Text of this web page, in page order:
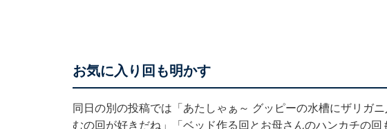
お気に入り回も明かす
同日の別の投稿では「あたしゃぁ～ グッピーの水槽にザリガ
むの回が好きだね」「ベッド作る回とお母さんのハンカチの